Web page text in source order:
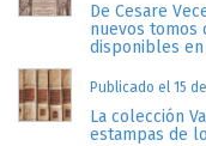
De Cesare
nuevos tomos
disponibles
Publicado el 15
La colección
estampas de